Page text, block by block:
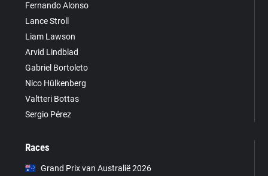
Fernando Alonso
Lance Stroll
Liam Lawson
Arvid Lindblad
Gabriel Bortoleto
Nico Hülkenberg
Valtteri Bottas
Sergio Pérez
Races
Grand Prix van Australië 2026